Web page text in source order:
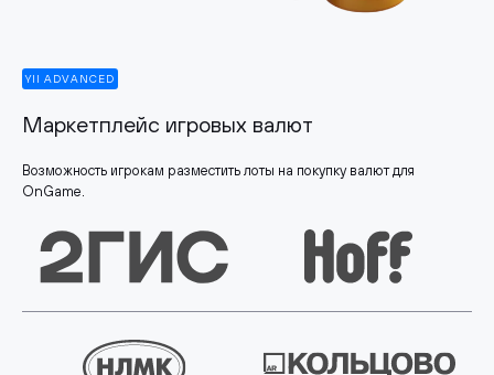
YII ADVANCED
Маркетплейс игровых валют
Возможность игрокам разместить лоты на покупку валют для
OnGame.